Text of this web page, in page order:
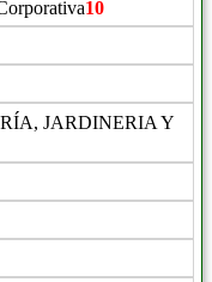
10
JARDINERIA Y